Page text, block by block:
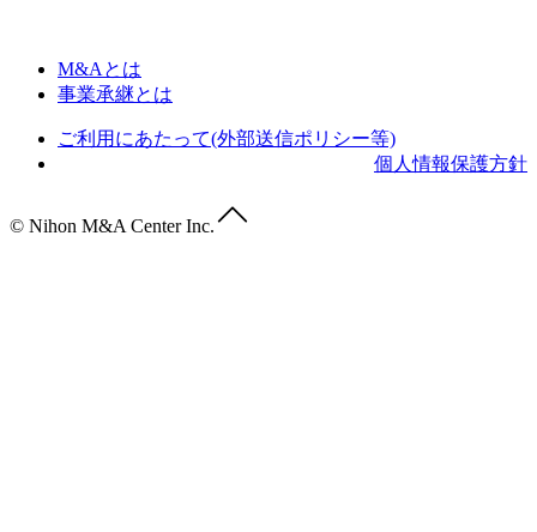
M&Aとは
事業承継とは
ご利用にあたって(外部送信ポリシー等)
個人情報保護方針
© Nihon M&A Center Inc.